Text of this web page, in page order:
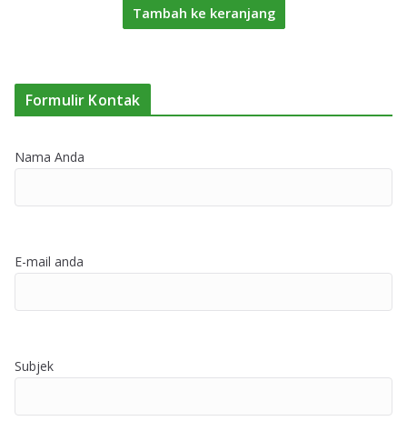
Tambah ke keranjang
Formulir Kontak
Nama Anda
E-mail anda
Subjek